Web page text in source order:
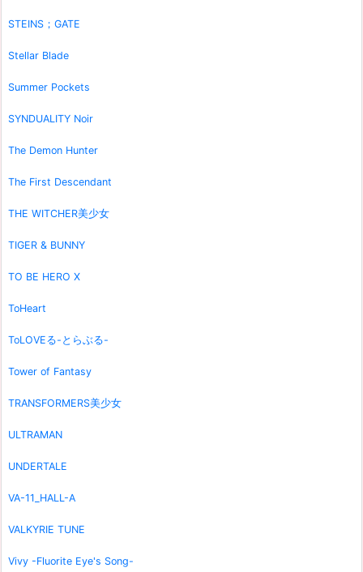
STEINS；GATE
Stellar Blade
Summer Pockets
SYNDUALITY Noir
The Demon Hunter
The First Descendant
THE WITCHER美少女
TIGER & BUNNY
TO BE HERO X
ToHeart
ToLOVEる-とらぶる-
Tower of Fantasy
TRANSFORMERS美少女
ULTRAMAN
UNDERTALE
VA-11_HALL-A
VALKYRIE TUNE
Vivy -Fluorite Eye's Song-